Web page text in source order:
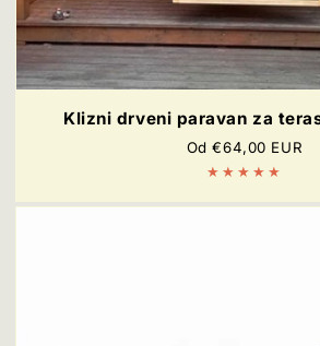
Klizni drveni paravan za
Redovna
cijena
Od €64,00 EUR